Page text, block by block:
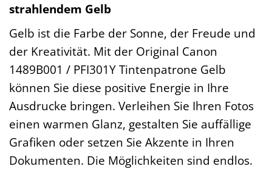
strahlendem Gelb
Gelb ist die Farbe der Sonne, der Freude und
der Kreativität. Mit der Original Canon
1489B001 / PFI301Y Tintenpatrone Gelb
können Sie diese positive Energie in Ihre
Ausdrucke bringen. Verleihen Sie Ihren Fotos
einen warmen Glanz, gestalten Sie auffällige
Grafiken oder setzen Sie Akzente in Ihren
Dokumenten. Die Möglichkeiten sind endlos.